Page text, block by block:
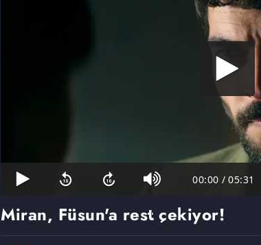
00:00 / 05:31
Miran, Füsun'a rest çekiyor!